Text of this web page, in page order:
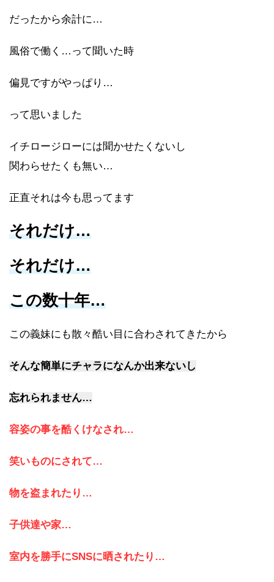
だったから余計に…
風俗で働く…って聞いた時
偏見ですがやっぱり…
って思いました
イチロージローには聞かせたくないし
関わらせたくも無い…
正直それは今も思ってます
それだけ…
それだけ…
この数十年…
この義妹にも散々酷い目に合わされてきたから
そんな簡単にチャラになんか出来ないし
忘れられません…
容姿の事を酷くけなされ…
笑いものにされて…
物を盗まれたり…
子供達や家…
室内を勝手にSNSに晒されたり…